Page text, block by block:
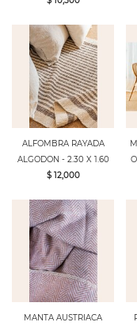
ALFOMBRA RAYADA
ALGODON - 2.30 X 1.60
$ 12,000
MANTA AUSTRIACA